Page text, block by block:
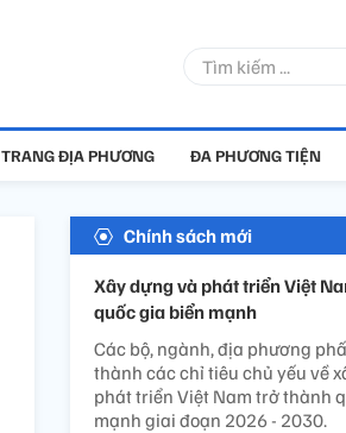
TRANG ĐỊA PHƯƠNG ĐA PHƯƠNG TIỆN
Chính sách mới
Xây dựng và phát triển Việt
quốc gia biển mạnh
Các bộ, ngành, địa phương
thành các chỉ tiêu chủ yếu về
phát triển Việt Nam trở thành
mạnh giai đoạn 2026 - 2030.